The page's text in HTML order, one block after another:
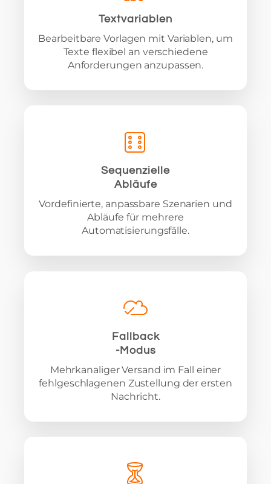
Textvariablen
Bearbeitbare Vorlagen mit Variablen, um
Texte flexibel an verschiedene
Anforderungen anzupassen.
Sequenzielle
Abläufe
Vordefinierte, anpassbare Szenarien und
Abläufe für mehrere
Automatisierungsfälle.
Fallback
-Modus
Mehrkanaliger Versand im Fall einer
fehlgeschlagenen Zustellung der ersten
Nachricht.